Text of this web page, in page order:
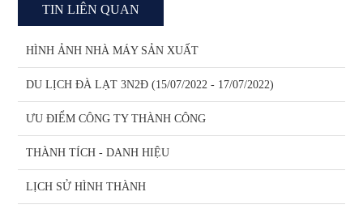
TIN LIÊN QUAN
HÌNH ẢNH NHÀ MÁY SẢN XUẤT
DU LỊCH ĐÀ LẠT 3N2Đ (15/07/2022 - 17/07/2022)
ƯU ĐIỂM CÔNG TY THÀNH CÔNG
THÀNH TÍCH - DANH HIỆU
LỊCH SỬ HÌNH THÀNH